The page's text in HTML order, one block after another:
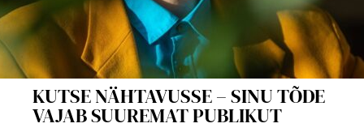
KUTSE NÄHTAVUSSE – SINU TÕDE
VAJAB SUUREMAT PUBLIKUT